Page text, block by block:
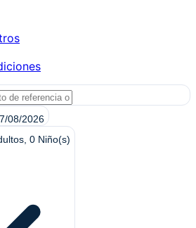
08/2026
0 Niño(s)